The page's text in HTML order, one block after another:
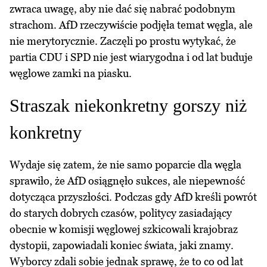
zwraca uwagę, aby nie dać się nabrać podobnym
strachom. AfD rzeczywiście podjęła temat węgla, ale
nie merytorycznie. Zaczęli po prostu wytykać, że
partia CDU i SPD nie jest wiarygodna i od lat buduje
węglowe zamki na piasku.
Straszak niekonkretny gorszy niż
konkretny
Wydaje się zatem, że nie samo poparcie dla węgla
sprawiło, że AfD osiągnęło sukces, ale niepewność
dotycząca przyszłości. Podczas gdy AfD kreśli powrót
do starych dobrych czasów, politycy zasiadający
obecnie w komisji węglowej szkicowali krajobraz
dystopii, zapowiadali koniec świata, jaki znamy.
Wyborcy zdali sobie jednak sprawę, że to co od lat